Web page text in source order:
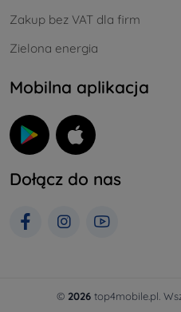
Zakup bez VAT dla firm
Zielona energia
Mobilna aplikacja
Dołącz do nas
© 2026 top4mobile.pl.